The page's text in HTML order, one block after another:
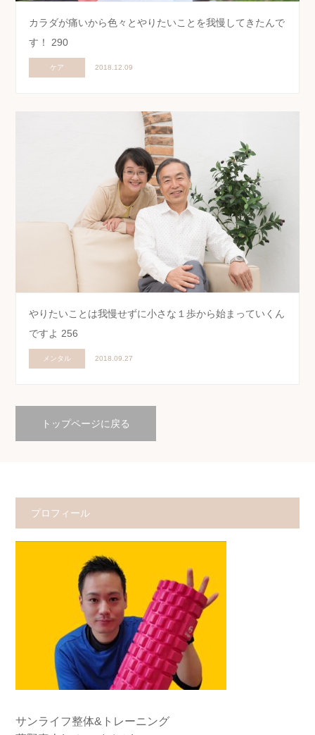
カラダが痛いから色々とやりたいことを我慢してきたんで
す！ 290
ケア 2018.12.09
やりたいことは我慢せずに小さな１歩から始まっていくん
ですよ 256
メンタル 2018.09.27
トップページに戻る
プロフィール
サンライフ整体&トレーニング